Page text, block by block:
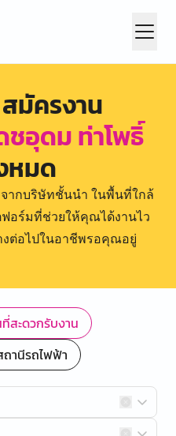
มัครงาน
ชอุดม ท่าโพธิ์
หมด
ากบริษัทชั้นนำ ในพื้นที่ใกล้
อร์มที่ช่วยให้คุณได้งานไว
งต่อไปในอาชีพรอคุณอยู่
สะดวกรับงาน
านีรถไฟฟ้า